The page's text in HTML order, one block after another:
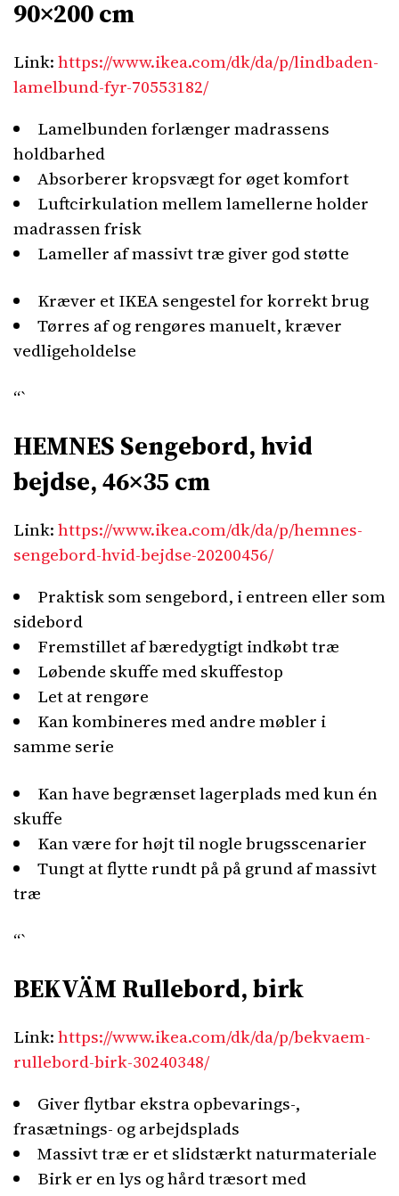
90×200 cm
Link:https://www.ikea.com/dk/da/p/lindbaden-
lamelbund-fyr-70553182/
Lamelbunden forlænger madrassens
holdbarhed
Absorberer kropsvægt for øget komfort
Luftcirkulation mellem lamellerne holder
madrassen frisk
Lameller af massivt træ giver god støtte
Kræver et IKEA sengestel for korrekt brug
Tørres af og rengøres manuelt, kræver
vedligeholdelse
“`
HEMNES Sengebord, hvid
bejdse, 46×35 cm
Link:https://www.ikea.com/dk/da/p/hemnes-
sengebord-hvid-bejdse-20200456/
Praktisk som sengebord, i entreen eller som
sidebord
Fremstillet af bæredygtigt indkøbt træ
Løbende skuffe med skuffestop
Let at rengøre
Kan kombineres med andre møbler i
samme serie
Kan have begrænset lagerplads med kun én
skuffe
Kan være for højt til nogle brugsscenarier
Tungt at flytte rundt på på grund af massivt
træ
“`
BEKVÄM Rullebord, birk
Link:https://www.ikea.com/dk/da/p/bekvaem-
rullebord-birk-30240348/
Giver flytbar ekstra opbevarings-,
frasætnings- og arbejdsplads
Massivt træ er et slidstærkt naturmateriale
Birk er en lys og hård træsort med